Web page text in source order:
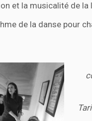
et la musicalité de la
de la danse pour